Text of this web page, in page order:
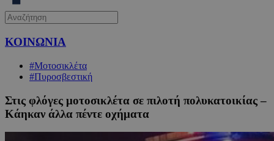
ΚΟΙΝΩΝΙΑ
#Μοτοσικλέτα
#Πυροσβεστική
Στις φλόγες μοτοσικλέτα σε πιλοτή πολυκατοικίας –
Κάηκαν άλλα πέντε οχήματα